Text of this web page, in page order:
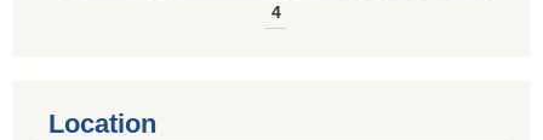
4
Location